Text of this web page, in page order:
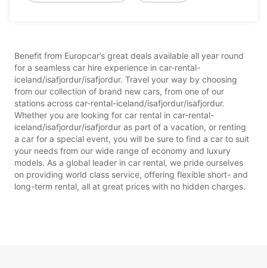
Benefit from Europcar’s great deals available all year round
for a seamless car hire experience in car-rental-
iceland/isafjordur/isafjordur. Travel your way by choosing
from our collection of brand new cars, from one of our
stations across car-rental-iceland/isafjordur/isafjordur.
Whether you are looking for car rental in car-rental-
iceland/isafjordur/isafjordur as part of a vacation, or renting
a car for a special event, you will be sure to find a car to suit
your needs from our wide range of economy and luxury
models. As a global leader in car rental, we pride ourselves
on providing world class service, offering flexible short- and
long-term rental, all at great prices with no hidden charges.